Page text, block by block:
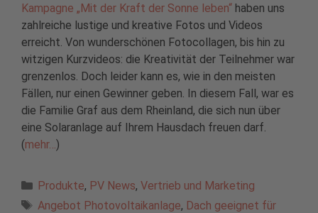
Kampagne „Mit der Kraft der Sonne leben“ haben uns
zahlreiche lustige und kreative Fotos und Videos
erreicht. Von wunderschönen Fotocollagen, bis hin zu
witzigen Kurzvideos: die Kreativität der Teilnehmer war
grenzenlos. Doch leider kann es, wie in den meisten
Fällen, nur einen Gewinner geben. In diesem Fall, war es
die Familie Graf aus dem Rheinland, die sich nun über
eine Solaranlage auf Ihrem Hausdach freuen darf.
(mehr… )
Kategorien
Produkte, PV News, Vertrieb und Marketing
Schlagwörter
Angebot Photovoltaikanlage, Dach geeignet für